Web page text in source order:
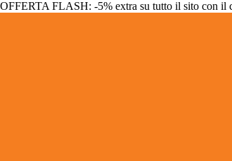
OFFERTA FLASH: -5% extra su tutto il sito con il